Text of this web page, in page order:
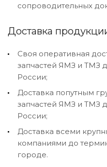
сопроводительных
Доставка
Своя оперативная
запчастей ЯМЗ и ТМЗ
России;
Доставка попутным
запчастей ЯМЗ и ТМЗ
России;
Доставка всеми
компаниями до
городе.